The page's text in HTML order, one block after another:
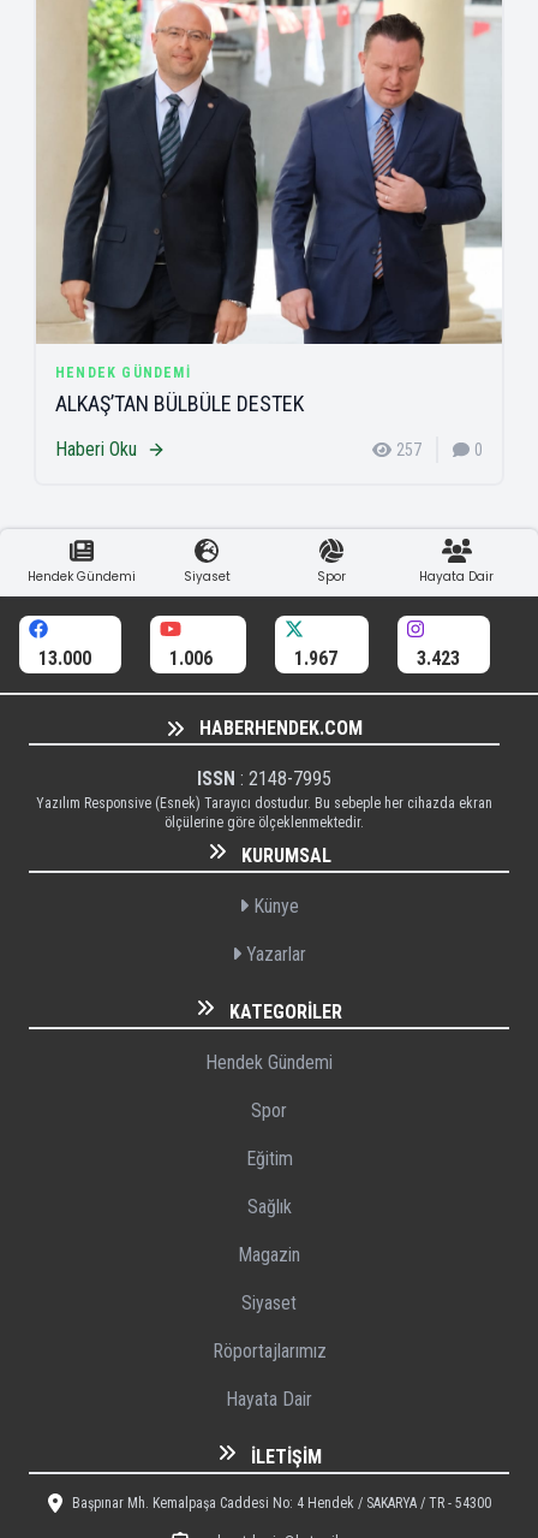
HENDEK GÜNDEMI
ALKAŞ’TAN BÜLBÜLE DESTEK
Haberi Oku 257 0
Hendek Gündemi Siyaset Spor Hayata Dair
13.000 1.006 1.967 3.423
HABERHENDEK.COM
ISSN : 2148-7995
Yazılım Responsive (Esnek) Tarayıcı dostudur. Bu sebeple her cihazda ekran
ölçülerine göre ölçeklenmektedir.
KURUMSAL
Künye
Yazarlar
KATEGORILER
Hendek Gündemi
Spor
Eğitim
Sağlık
Magazin
Siyaset
Röportajlarımız
Hayata Dair
İLETIŞIM
Başpınar Mh. Kemalpaşa Caddesi No: 4 Hendek / SAKARYA / TR - 54300